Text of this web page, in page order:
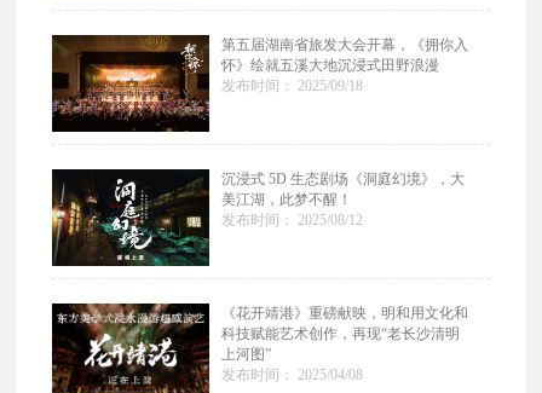
第五届湖南省旅发大会开幕，《拥你入
怀》绘就五溪大地沉浸式田野浪漫
发布时间： 2025/09/18
沉浸式 5D 生态剧场《洞庭幻境》，大
美江湖，此梦不醒！
发布时间： 2025/08/12
《花开靖港》重磅献映，明和用文化和
科技赋能艺术创作，再现“老长沙清明
上河图”
发布时间： 2025/04/08